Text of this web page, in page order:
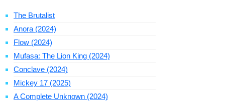
The Brutalist
Anora (2024)
Flow (2024)
Mufasa: The Lion King (2024)
Conclave (2024)
Mickey 17 (2025)
A Complete Unknown (2024)